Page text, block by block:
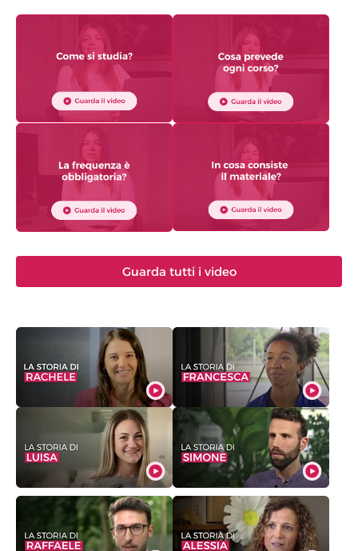
Guarda tutti i video